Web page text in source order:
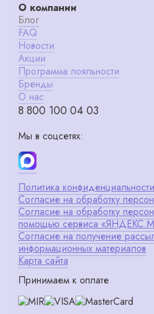
О компании
Блог
FAQ
Новости
Акции
Программа лояльности
Бренды
О нас
8 800 100 04 03
Мы в соцсетях:
Политика конфиденциальности
Согласие на обработку
Согласие на обработку
помощью сервиса
Согласие на получение
информационных материалов
Карта сайта
Принимаем к оплате